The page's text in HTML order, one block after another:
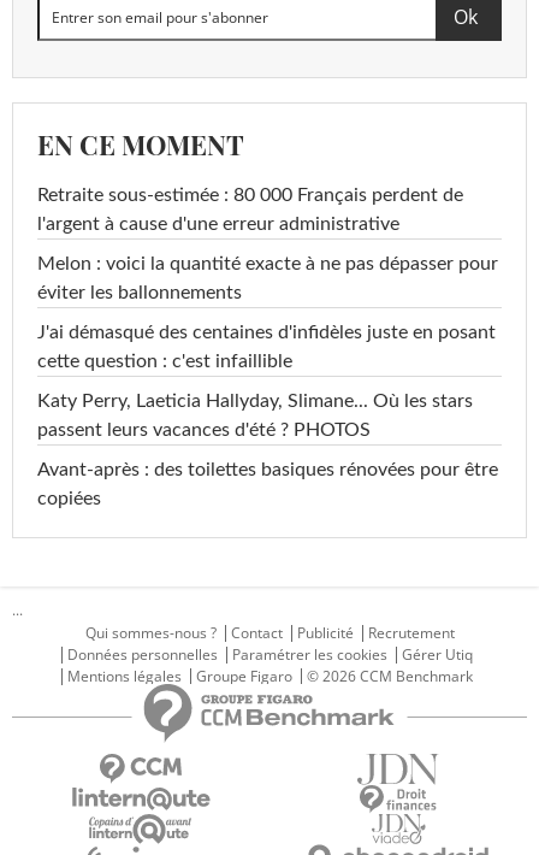
EN CE MOMENT
Retraite sous-estimée : 80 000 Français perdent de
l'argent à cause d'une erreur administrative
Melon : voici la quantité exacte à ne pas dépasser pour
éviter les ballonnements
J'ai démasqué des centaines d'infidèles juste en posant
cette question : c'est infaillible
Katy Perry, Laeticia Hallyday, Slimane... Où les stars
passent leurs vacances d'été ? PHOTOS
Avant-après : des toilettes basiques rénovées pour être
copiées
...
Qui sommes-nous ?
Contact Publicité
Recrutement
Données personnelles
Paramétrer les cookies
Gérer Utiq
Mentions légales
Groupe Figaro © 2026 CCM Benchmark